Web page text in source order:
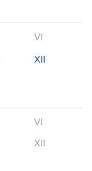
VI
XII
VI
XII